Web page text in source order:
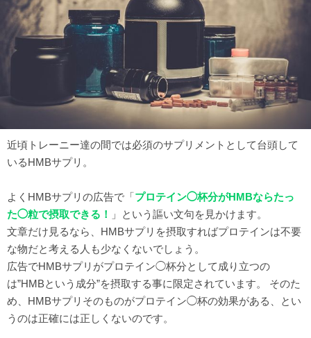
近頃トレーニー達の間では必須のサプリメントとして台頭して
いるHMBサプリ。
よくHMBサプリの広告で「プロテイン◯杯分がHMBならたっ
た◯粒で摂取できる！
」という謳い文句を見かけます。
文章だけ見るなら、HMBサプリを摂取すればプロテインは不要
な物だと考える人も少なくないでしょう。
広告でHMBサプリがプロテイン◯杯分として成り立つの
は”HMBという成分”を摂取する事に限定されています。 そのた
め、HMBサプリそのものがプロテイン◯杯の効果がある、とい
うのは正確には正しくないのです。